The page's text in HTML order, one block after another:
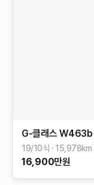
G-클래스 W463b
19/10식 15,978km
16,900만원